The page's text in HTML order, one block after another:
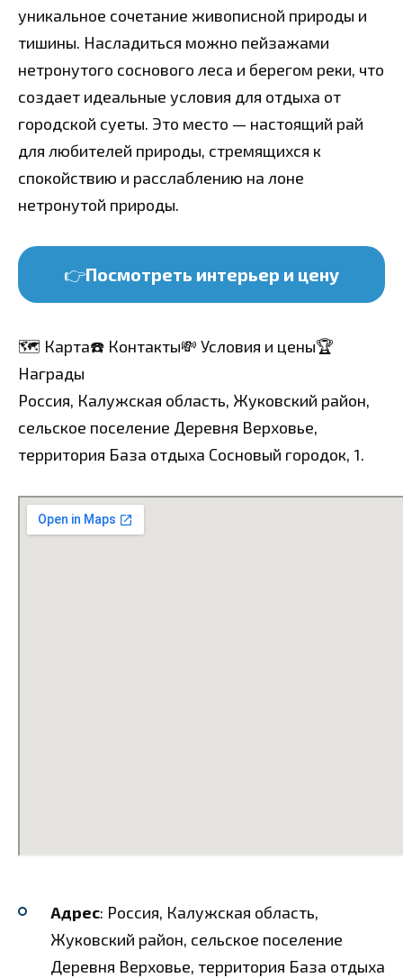
уникальное сочетание живописной природы и
тишины. Насладиться можно пейзажами
нетронутого соснового леса и берегом реки, что
создает идеальные условия для отдыха от
городской суеты. Это место — настоящий рай
для любителей природы, стремящихся к
спокойствию и расслаблению на лоне
нетронутой природы.
👉Посмотреть интерьер и цену
🗺️ Карта☎️ Контакты💸 Условия и цены🏆
Награды
Россия, Калужская область, Жуковский район,
сельское поселение Деревня Верховье,
территория База отдыха Сосновый городок, 1.
Адрес: Россия, Калужская область,
Жуковский район, сельское поселение
Деревня Верховье, территория База отдыха